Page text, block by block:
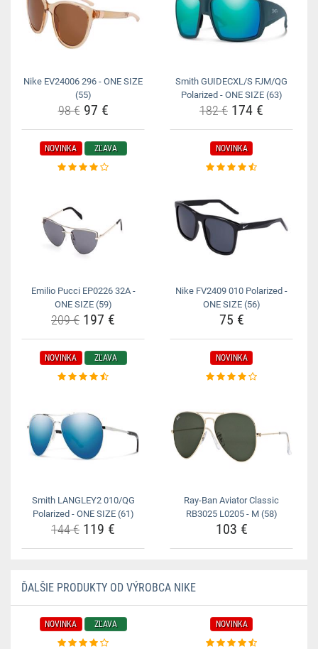
Nike EV24006 296 - ONE SIZE
(55)
98 €97 €
Smith GUIDECXL/S FJM/QG
Polarized - ONE SIZE (63)
182 € 174 €
NOVINKA ZĽAVA
Emilio Pucci EP0226 32A -
ONE SIZE (59)
209 € 197 €
NOVINKA
Nike FV2409 010 Polarized -
ONE SIZE (56)
75 €
NOVINKA ZĽAVA
Smith LANGLEY2 010/QG
Polarized - ONE SIZE (61)
144 € 119 €
NOVINKA
Ray-Ban Aviator Classic
RB3025 L0205 - M (58)
103 €
ĎALŠIE PRODUKTY OD VÝROBCA NIKE
NOVINKA ZĽAVA NOVINKA